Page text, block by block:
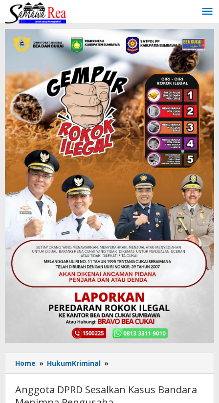
Lewati
konten
Home » HukumKriminal »
DPRD
Sesalkan
Kasus
Anggota DPRD Sesalkan Kasus Bandara